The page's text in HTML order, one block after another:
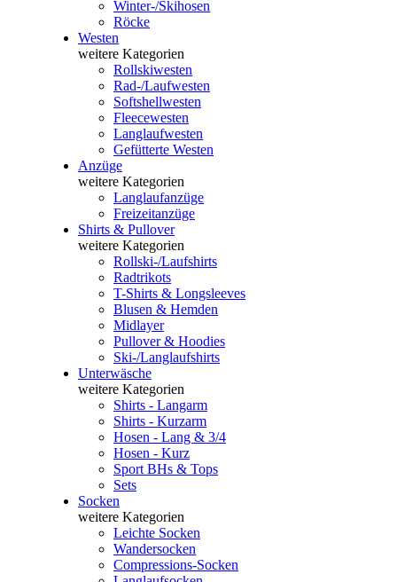
Winter-/Skihosen
Röcke
Westen
weitere Kategorien
Rollskiwesten
Rad-/Laufwesten
Softshellwesten
Fleecewesten
Langlaufwesten
Gefütterte Westen
Anzüge
weitere Kategorien
Langlaufanzüge
Freizeitanzüge
Shirts & Pullover
weitere Kategorien
Rollski-/Laufshirts
Radtrikots
T-Shirts & Longsleeves
Blusen & Hemden
Midlayer
Pullover & Hoodies
Ski-/Langlaufshirts
Unterwäsche
weitere Kategorien
Shirts - Langarm
Shirts - Kurzarm
Hosen - Lang & 3/4
Hosen - Kurz
Sport BHs & Tops
Sets
Socken
weitere Kategorien
Leichte Socken
Wandersocken
Compressions-Socken